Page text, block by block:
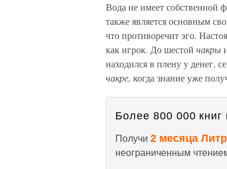
Вода не имеет собственной
также является основным
что противоречит эго.
как игрок. До шестой чакры
находился в плену у денег,
чакре, когда знание уже
Более 800 000 книг
Получи 2 месяца
неограниченным